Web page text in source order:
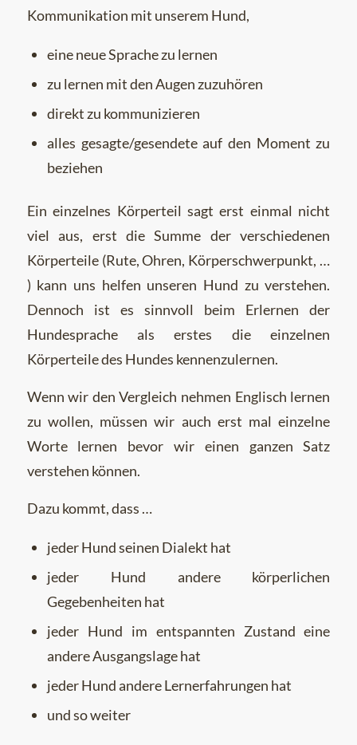
Kommunikation mit unserem Hund,
eine neue Sprache zu lernen
zu lernen mit den Augen zuzuhören
direkt zu kommunizieren
alles gesagte/gesendete auf den Moment zu
beziehen
Ein einzelnes Körperteil sagt erst einmal nicht
viel aus, erst die Summe der verschiedenen
Körperteile (Rute, Ohren, Körperschwerpunkt, …
) kann uns helfen unseren Hund zu verstehen.
Dennoch ist es sinnvoll beim Erlernen der
Hundesprache als erstes die einzelnen
Körperteile des Hundes kennenzulernen.
Wenn wir den Vergleich nehmen Englisch lernen
zu wollen, müssen wir auch erst mal einzelne
Worte lernen bevor wir einen ganzen Satz
verstehen können.
Dazu kommt, dass …
jeder Hund seinen Dialekt hat
jeder Hund andere körperlichen
Gegebenheiten hat
jeder Hund im entspannten Zustand eine
andere Ausgangslage hat
jeder Hund andere Lernerfahrungen hat
und so weiter